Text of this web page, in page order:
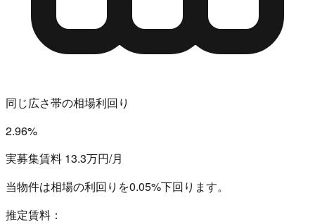
同じ広さ帯の相場利回り
2.96%
実募集賃料 13.3万円/月
当物件は相場の利回りを0.05%下回ります。
推定賃料：